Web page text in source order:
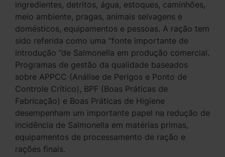
ingredientes, detritos, água, estoques, caminhões,
meio ambiente, pragas, animais selvagens e
domésticos, equipamentos e pessoas. A ração tem
sido referida como uma “fonte importante de
introdução ”de Salmonella em produção comercial.
Programas de gestão da qualidade baseados
sobre APPCC (Análise de Perigos e Ponto de
Controle Crítico), BPF (Boas Práticas de
Fabricação) e Boas Práticas de Higiene
desempenham um importante papel na redução de
incidência de Salmonella em matérias primas,
equipamentos de processamento de ração e
rações finais.